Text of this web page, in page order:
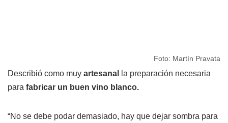
Foto: Martín Pravata
Describió como muy artesanal
la preparación necesaria
para fabricar un buen vino blanco.
“No se debe podar demasiado, hay que dejar sombra para